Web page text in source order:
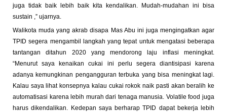
juga tidak baik lebih baik kita kendalikan. Mudah-mudahan ini bisa
sustain ,” ujarnya.
Walikota muda yang akrab disapa Mas Abu ini juga mengingatkan agar
TPID segera mengambil langkah yang tepat untuk mengatasi beberapa
tantangan ditahun 2020 yang mendorong laju inflasi meningkat.
“Menurut saya kenaikan cukai ini perlu segera diantisipasi karena
adanya kemungkinan pengangguran terbuka yang bisa meningkat lagi.
Kalau saya lihat konsepnya kalau cukai rokok naik pasti akan beralih ke
automatisasi karena lebih murah dari tenaga manusia. Volatile food juga
harus dikendalikan. Kedepan saya berharap TPID dapat bekerja lebih